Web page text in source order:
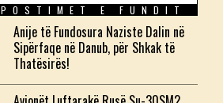
POSTIMET E FUNDIT
Anije të Fundosura Naziste Dalin në
Sipërfaqe në Danub, për Shkak të
Thatësirës!